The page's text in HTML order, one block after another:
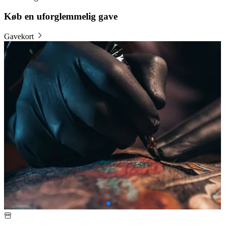
Køb en uforglemmelig gave
Gavekort